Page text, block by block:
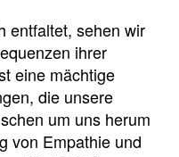
entfaltet, sehen wir
ihrer
eine mächtige
die unsere
um uns herum
von Empathie und